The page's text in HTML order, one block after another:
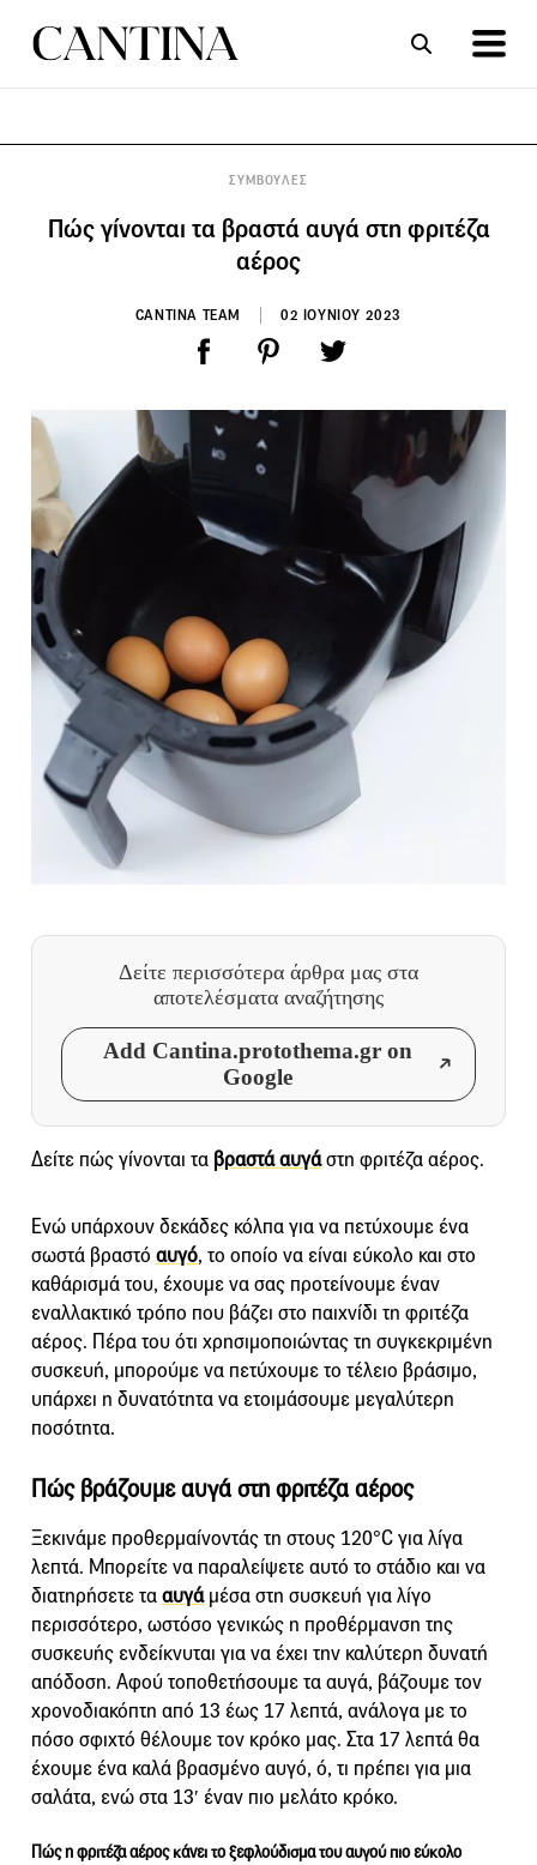
ΣΥΜΒΟΥΛΕΣ
Πώς γίνονται τα βραστά αυγά στη φριτέζα
αέρος
CANTINA TEAM 02 ΙΟΥΝΙΟΥ 2023
Δείτε περισσότερα άρθρα μας στα
αποτελέσματα αναζήτησης
Add Cantina.protothema.gr on
Google
Δείτε πώς γίνονται τα βραστά αυγάστη φριτέζα αέρος.
Ενώ υπάρχουν δεκάδες κόλπα για να πετύχουμε ένα
σωστά βραστό αυγό, το οποίο να είναι εύκολο και στο
καθάρισμά του, έχουμε να σας προτείνουμε έναν
εναλλακτικό τρόπο που βάζει στο παιχνίδι τη φριτέζα
αέρος. Πέρα του ότι χρησιμοποιώντας τη συγκεκριμένη
συσκευή, μπορούμε να πετύχουμε το τέλειο βράσιμο,
υπάρχει η δυνατότητα να ετοιμάσουμε μεγαλύτερη
ποσότητα.
Πώς βράζουμε αυγά στη φριτέζα αέρος
Ξεκινάμε προθερμαίνοντάς τη στους 120°C για λίγα
λεπτά. Μπορείτε να παραλείψετε αυτό το στάδιο και να
διατηρήσετε τααυγάμέσα στη συσκευή για λίγο
περισσότερο, ωστόσο γενικώς η προθέρμανση της
συσκευής ενδείκνυται για να έχει την καλύτερη δυνατή
απόδοση. Αφού τοποθετήσουμε τα αυγά, βάζουμε τον
χρονοδιακόπτη από 13 έως 17 λεπτά, ανάλογα με το
πόσο σφιχτό θέλουμε τον κρόκο μας. Στα 17 λεπτά θα
έχουμε ένα καλά βρασμένο αυγό, ό, τι πρέπει για μια
σαλάτα, ενώ στα 13′ έναν πιο μελάτο κρόκο.
Πώς η φριτέζα αέρος κάνει το ξεφλούδισμα του αυγού πιο εύκολο